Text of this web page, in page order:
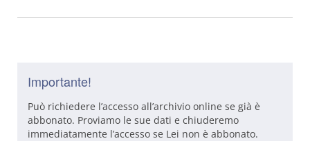
Importante!
Può richiedere l’accesso all’archivio online se già è
abbonato. Proviamo le sue dati e chiuderemo
immediatamente l’accesso se Lei non è abbonato.